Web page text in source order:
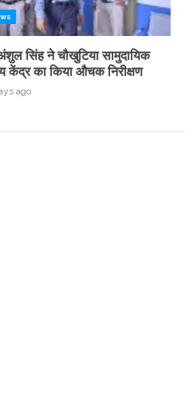
सिंह ने चौखुटिया सामुदायिक
केंद्र का किया औचक निरीक्षण
ago